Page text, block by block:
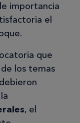
importancia
el
que
los temas
, el